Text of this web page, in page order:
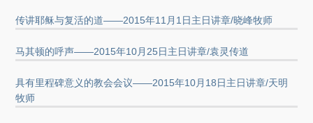
传讲耶稣与复活的道——2015年11月1日主日讲章/晓峰牧师
马其顿的呼声——2015年10月25日主日讲章/袁灵传道
具有里程碑意义的教会会议——2015年10月18日主日讲章/天明
牧师